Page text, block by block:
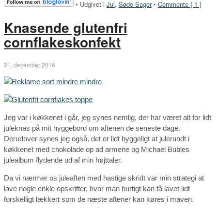
• Udgivet i Jul, Søde Sager• Comments { 1 }
Knasende glutenfri
cornflakeskonfekt
21. december 2016
Jeg var i køkkenet i går, jeg synes nemlig, der har været alt for lidt
juleknas på mit hyggebord om aftenen de seneste dage.
Derudover synes jeg også, det er lidt hyggeligt at julerundt i
køkkenet med chokolade op ad armene og Michael Bubles
julealbum flydende ud af min højttaler.
Da vi nærmer os juleaften med hastige skridt var min strategi at
lave nogle enkle opskrifter, hvor man hurtigt kan få lavet lidt
forskelligt lækkert som de næste aftener kan køres i maven.